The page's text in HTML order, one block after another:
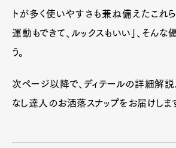
トが多く使いやすさも兼ね備えたこれ
運動もできて、ルックスもいい」、そんな
う。
次ページ以降で、ディテールの詳細解説
なし達人のお洒落スナップをお届けしま